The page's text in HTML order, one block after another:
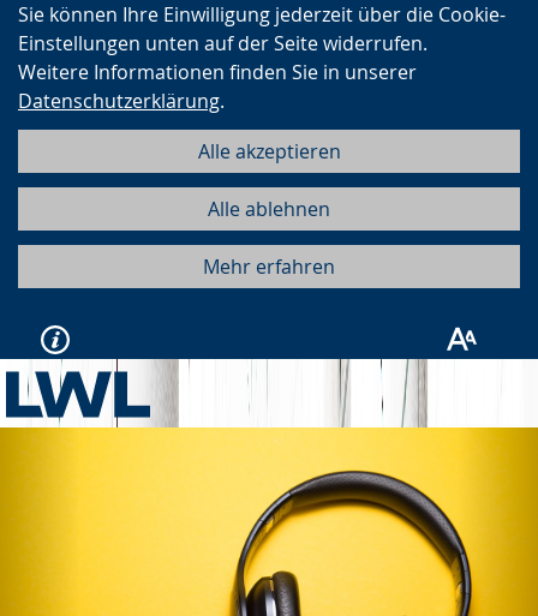
Sie können Ihre Einwilligung jederzeit über die Cookie-
Einstellungen unten auf der Seite widerrufen.
Weitere Informationen finden Sie in unserer
Datenschutzerklärung.
Alle akzeptieren
Alle ablehnen
Mehr erfahren